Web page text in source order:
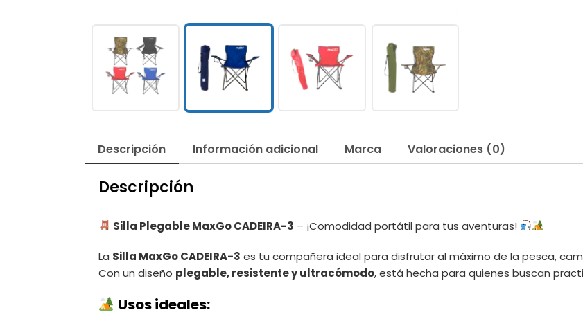
Descripción Información adicional Marca Valoraciones (0)
Descripción
Silla Plegable MaxGo CADEIRA-3 – ¡Comodidad portátil para tus aventuras!
La Silla MaxGo CADEIRA-3 es tu compañera ideal para disfrutar al máximo de la pesca,
Con un diseño plegable, resistente y ultracómodo, está hecha para quienes buscan
Usos ideales: